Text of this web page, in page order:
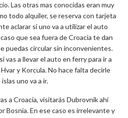
Las otras mas conocidas eran muy
todo alquiler, se reserva con tarjeta
aclarar si uno va a utilizar el auto
que sea fuera de Croacia te dan
puedas circular sin inconvenientes.
vas a llevar el auto en ferry para ir a
y Korcula. No hace falta decirle
uno va a ir.
a Croacia, visitarás Dubrovnik ahí
Bosnia. En ese caso es irrelevante y